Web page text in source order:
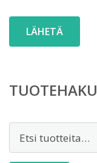
TUOTEHAKU